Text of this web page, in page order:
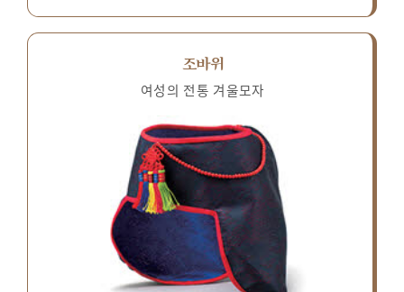
조바위
여성의 전통 겨울모자